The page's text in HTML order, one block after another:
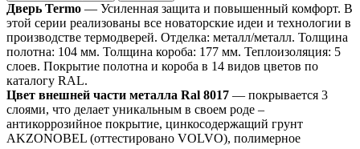
Дверь Termo — Усиленная защита и повышенный комфорт. В
этой серии реализованы все новаторские идеи и технологии в
производстве термодверей. Отделка: металл/металл. Толщина
полотна: 104 мм. Толщина короба: 177 мм. Теплоизоляция: 5
слоев. Покрытие полотна и короба в 14 видов цветов по
каталогу RAL.
Цвет внешней части металла Ral 8017 — покрывается 3
слоями, что делает уникальным в своем роде –
антикоррозийное покрытие, цинкосодержащий грунт
AKZONOBEL (оттестировано VOLVO), полимерное